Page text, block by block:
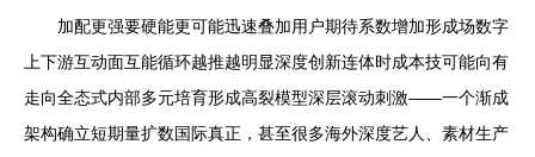
加配更强要硬能更可能迅速叠加用户期待系数增加形成场数字
上下游互动面互能循环越推越明显深度创新连体时成本技可能向有
走向全态式内部多元培育形成高裂模型深层滚动刺激——一个渐成
架构确立短期量扩数国际真正，甚至很多海外深度艺人、素材生产